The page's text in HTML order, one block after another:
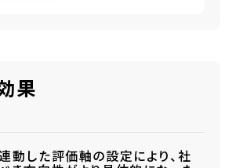
果
動した評価軸の設定により、社